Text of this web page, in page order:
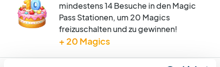
mindestens 14 Besuche in den Magic
Pass Stationen, um 20 Magics
freizuschalten und zu gewinnen!
+ 20 Magics